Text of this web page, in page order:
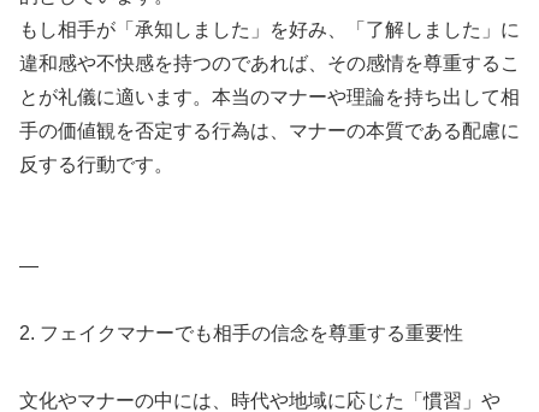
もし相手が「承知しました」を好み、「了解しました」に
違和感や不快感を持つのであれば、その感情を尊重するこ
とが礼儀に適います。本当のマナーや理論を持ち出して相
手の価値観を否定する行為は、マナーの本質である配慮に
反する行動です。
—
2. フェイクマナーでも相手の信念を尊重する重要性
文化やマナーの中には、時代や地域に応じた「慣習」や